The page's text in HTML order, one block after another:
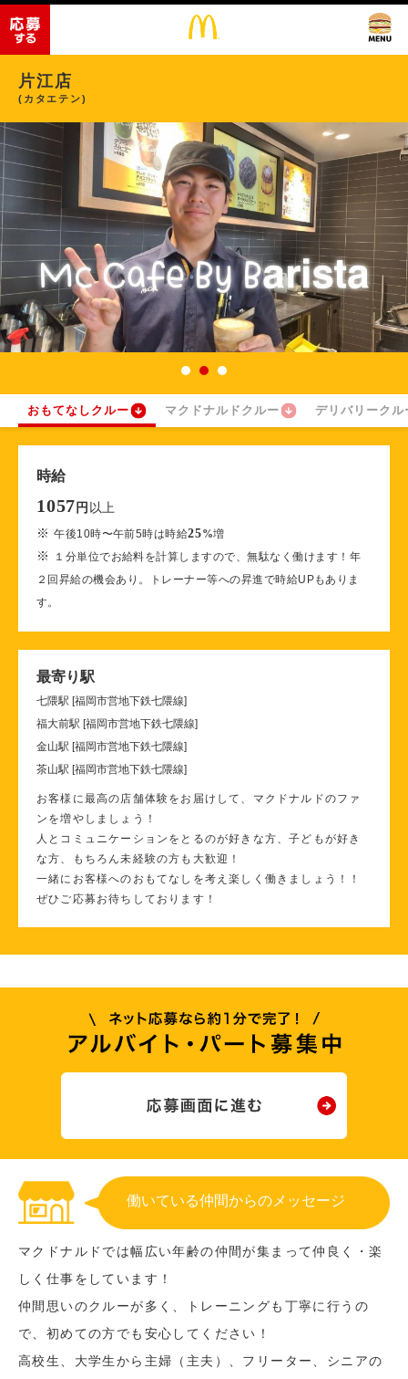
片江店
(カタエテン)
おもてなしクルー マクドナルドクルー デリバリークル
時給
1057 円 以上
※午後10時〜午前5時は時給25%増
※
１分単位でお給料を計算しますので、無駄なく働けます！年
２回昇給の機会あり。トレーナー等への昇進で時給UPもありま
す。
最寄り駅
七隈駅 [福岡市営地下鉄七隈線]
福大前駅 [福岡市営地下鉄七隈線]
金山駅 [福岡市営地下鉄七隈線]
茶山駅 [福岡市営地下鉄七隈線]
お客様に最高の店舗体験をお届けして、マクドナルドのファ
ンを増やしましょう！
人とコミュニケーションをとるのが好きな方、子どもが好き
な方、もちろん未経験の方も大歓迎！
一緒にお客様へのおもてなしを考え楽しく働きましょう！！
ぜひご応募お待ちしております！
働いている仲間からのメッセージ
マクドナルドでは幅広い年齢の仲間が集まって仲良く・楽
しく仕事をしています！
仲間思いのクルーが多く、トレーニングも丁寧に行うの
で、初めての方でも安心してください！
高校生、大学生から主婦（主夫）、フリーター、シニアの